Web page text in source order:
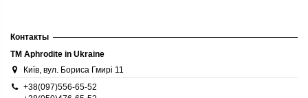
Скидки
Лидеры продаж 15
Контакты
TM Aphrodite in Ukraine
Київ, вул. Бориса Гмирі 11
+38(097)556-65-52